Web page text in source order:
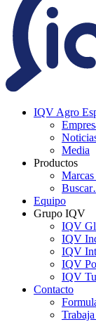
IQV Agro
Media
Productos
Equipo
Grupo IQV
IQV
IQV
IQV
IQV
IQV
Contacto